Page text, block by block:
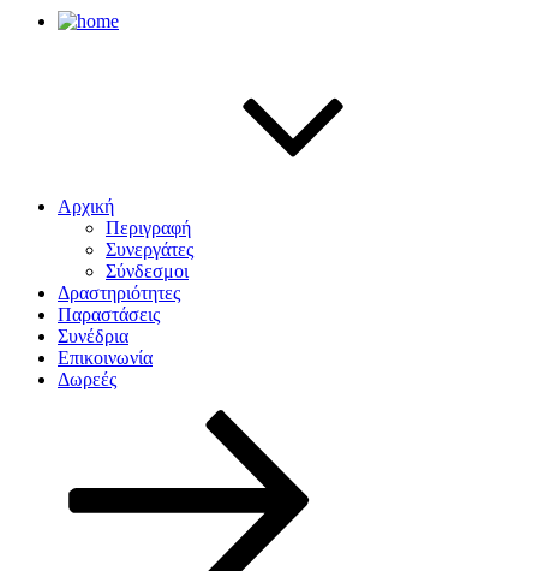
Αρχική
Περιγραφή
Συνεργάτες
Σύνδεσμοι
Δραστηριότητες
Παραστάσεις
Συνέδρια
Επικοινωνία
Δωρεές